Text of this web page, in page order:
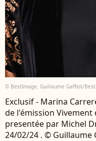
© BestImage, Guillaume Gaffiot/
Exclusif - Marina
de l'émission
presentée par Michel
24/02/24 . © Guillaume